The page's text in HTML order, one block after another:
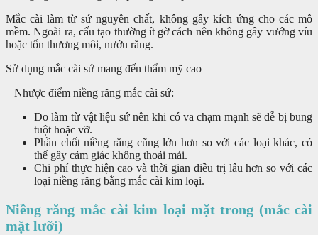
Mắc cài làm từ sứ nguyên chất, không gây kích ứng cho các mô
mềm. Ngoài ra, cấu tạo thường ít gờ cách nên không gây vướng víu
hoặc tổn thương môi, nướu răng.
Sử dụng mắc cài sứ mang đến thẩm mỹ cao
– Nhược điểm niềng răng mắc cài sứ:
Do làm từ vật liệu sứ nên khi có va chạm mạnh sẽ dễ bị bung
tuột hoặc vỡ.
Phần chốt niềng răng cũng lớn hơn so với các loại khác, có
thể gây cảm giác không thoải mái.
Chi phí thực hiện cao và thời gian điều trị lâu hơn so với các
loại niềng răng bằng mắc cài kim loại.
Niềng răng mắc cài kim loại mặt trong (mắc cài
mặt lưỡi)